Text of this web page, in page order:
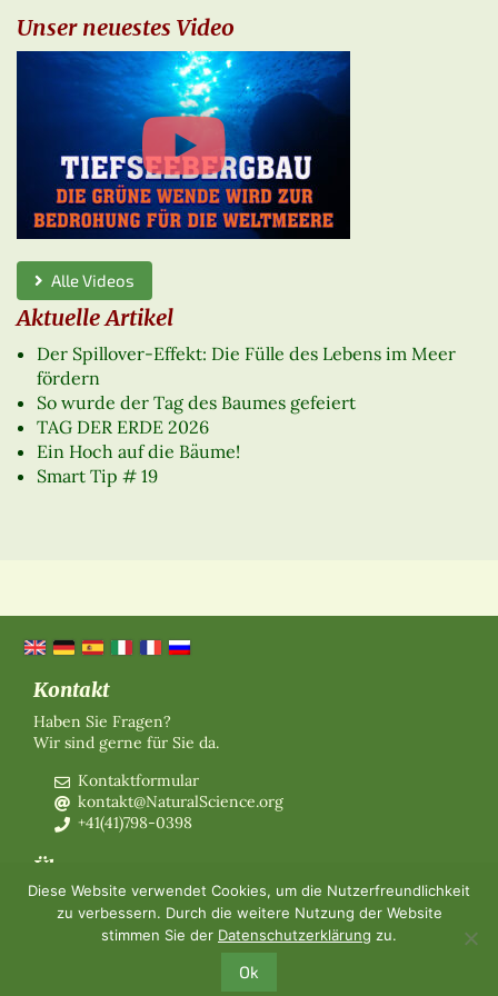
Unser neuestes Video
Alle Videos
Aktuelle Artikel
Der Spillover-Effekt: Die Fülle des Lebens im Meer
fördern
So wurde der Tag des Baumes gefeiert
TAG DER ERDE 2026
Ein Hoch auf die Bäume!
Smart Tip # 19
Kontakt
Haben Sie Fragen?
Wir sind gerne für Sie da.
Kontaktformular
kontakt@NaturalScience.org
+41(41)798-0398
Über uns
Organisation
Mitgliedschaft
Über uns
Diese Website verwendet Cookies, um die Nutzerfreundlichkeit
zu verbessern. Durch die weitere Nutzung der Website
stimmen Sie der Datenschutzerklärung zu.
Ok